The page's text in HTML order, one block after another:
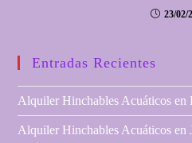
23/02/
Entradas Recientes
Alquiler Hinchables Acuáticos
Alquiler Hinchables Acuáticos